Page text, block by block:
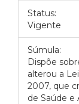
Status:
Vigente
Súmula:
Dispõe
alterou a
2007, que
de Saúde e